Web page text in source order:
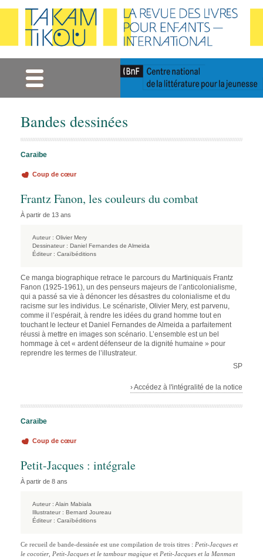
Bandes dessinées
Caraïbe
Coup de cœur
Frantz Fanon, les couleurs du combat
À partir de 13 ans
Auteur : Olivier Mery
Dessinateur : Daniel Fernandes de Almeida
Éditeur : Caraïbéditions
Ce manga biographique retrace le parcours du Martiniquais Frantz
Fanon (1925-1961), un des penseurs majeurs de l’anticolonialisme,
qui a passé sa vie à dénoncer les désastres du colonialisme et du
racisme sur les individus. Le scénariste, Olivier Mery, est parvenu,
comme il l’espérait, à rendre les idées du grand homme tout en
touchant le lecteur et Daniel Fernandes de Almeida a parfaitement
réussi à mettre en images son scénario. L’ensemble est un bel
hommage à cet « ardent défenseur de la dignité humaine » pour
reprendre les termes de l’illustrateur.
SP
› Accédez à l'intégralité de la notice
Caraïbe
Coup de cœur
Petit-Jacques : intégrale
À partir de 8 ans
Auteur : Alain Mabiala
Illustrateur : Bernard Joureau
Éditeur : Caraïbéditions
Ce recueil de bande-dessinée est une compilation de trois titres : Petit-Jacques et
le cocotier, Petit-Jacques et le tambour magique et Petit-Jacques et la Manman